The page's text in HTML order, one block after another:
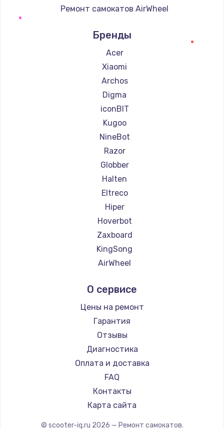
Ремонт самокатов AirWheel
Ремонт самокатов Hunter
Ремонт самокатов Shorner
Ремонт самокатов Joyor
Ремонт самокатов Minimotors
Ремонт самокатов Bork
Ремонт самокатов Segway
Ремонт самокатов KIRIN
Бренды
Acer
Xiaomi
Archos
Digma
iconBIT
Kugoo
NineBot
Razor
Globber
Halten
Eltreco
Hiper
Hoverbot
Zaxboard
KingSong
AirWheel
Hunter
Shorner
Joyor
Minimotors
Bork
Segway
KIRIN
О сервисе
Цены на ремонт
Гарантия
Отзывы
Диагностика
Оплата и доставка
FAQ
Контакты
Карта сайта
© scooter-iq.ru 2026 — Ремонт самокатов.